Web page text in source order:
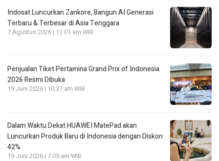
Indosat Luncurkan Zankore, Bangun AI Generasi
Terbaru & Terbesar di Asia Tenggara
7 Agustus 2026 | 11:01 am WIB
Penjualan Tiket Pertamina Grand Prix of Indonesia
2026 Resmi Dibuka
19 Juni 2026 | 10:31 am WIB
Dalam Waktu Dekat HUAWEI MatePad akan
Luncurkan Produk Baru di Indonesia dengan Diskon
42%
19 Juni 2026 | 7:09 am WIB